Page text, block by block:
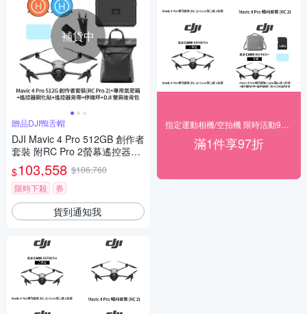
補貨中
贈品DJI鴨舌帽
DJI Mavic 4 Pro 512GB 創作者
套裝 附RC Pro 2螢幕遙控器
+專用氣密箱+遙控器鋼化貼+遙
控器背帶+110cm停機坪+DJI雙
肩後背包 (聯強公司貨)
$103,558 $106,760
限時下殺
券
貨到通知我
滿1件享97折